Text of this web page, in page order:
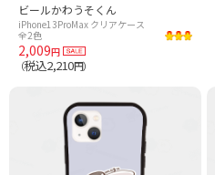
ビールかわうそくん
iPhone13ProMax クリアケース
全2色
2,009円
（税込2,210円）